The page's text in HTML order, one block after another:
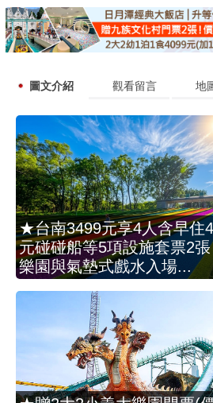
圖文介紹 觀看留言 地
★台南3499元享4人含早住
元碰碰船等5項設施套票2
樂園與氣墊式戲水入場...